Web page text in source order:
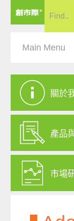
關於
產品
市場